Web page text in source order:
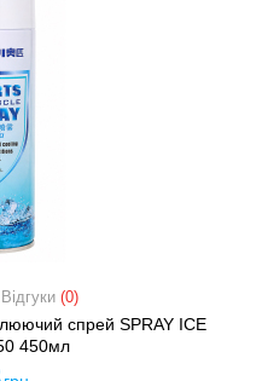
Відгуки (0)
спрей SPRAY ICE
450мл